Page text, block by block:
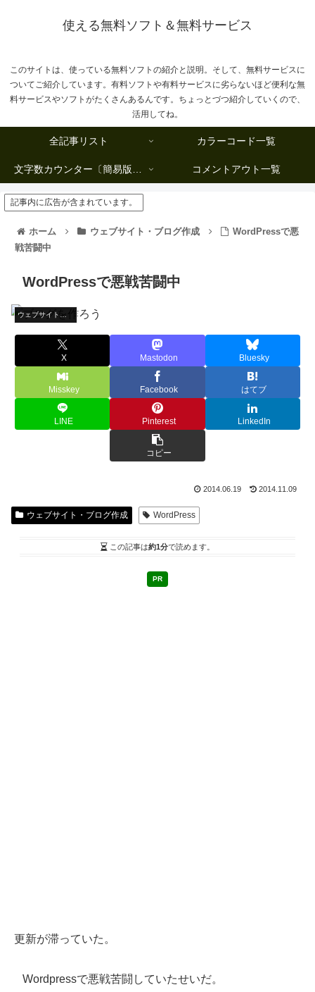
使える無料ソフト＆無料サービス
このサイトは、使っている無料ソフトの紹介と説明。そして、無料サービスに
ついてご紹介しています。有料ソフトや有料サービスに劣らないほど便利な無
料サービスやソフトがたくさんあるんです。ちょっとづつ紹介していくので、
活用してね。
全記事リスト カラーコード一覧
文字数カウンター〔簡易版複数行タイプ〕 コメントアウト一覧
記事内に広告が含まれています。
ホーム ウェブサイト・ブログ作成
WordPressで悪
戦苦闘中
WordPressで悪戦苦闘中
ウェブサイト・ブログ作成
X Mastodon Bluesky
Misskey Facebook はてブ
LINE Pinterest LinkedIn
コピー
2014.06.19 2014.11.09
ウェブサイト・ブログ作成 WordPress
この記事は約1分で読めます。
PR
更新が滞っていた。
Wordpressで悪戦苦闘していたせいだ。